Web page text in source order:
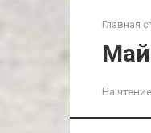
Главная
На